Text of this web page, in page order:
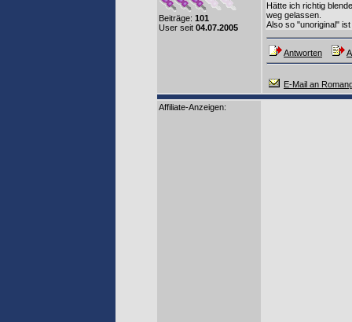
Beiträge: 101
User seit 04.07.2005
Hätte ich richtig
weg gelassen.
Also so "unoriginal"
Antworten
E-Mail an
Affiliate-Anzeigen: